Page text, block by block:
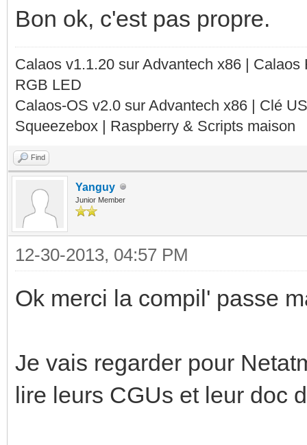
Bon ok, c'est pas propre.
Calaos v1.1.20 sur Advantech x86 |
RGB LED
Calaos-OS v2.0 sur Advantech x86 | Clé
Squeezebox | Raspberry & Scripts maison
Find
Yanguy
Junior Member
12-30-2013, 04:57 PM
Ok merci la compil' passe
Je vais regarder pour
lire leurs CGUs et leur doc